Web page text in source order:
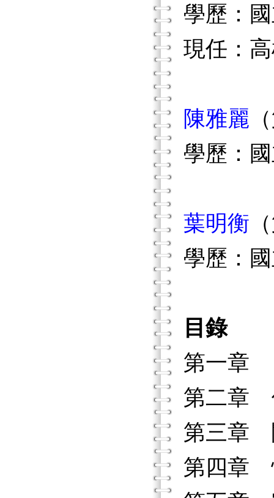
學歷：
現任：
陳雅麗
學歷：
葉明衡
學歷：
目錄
第一章
第二章
第三章
第四章